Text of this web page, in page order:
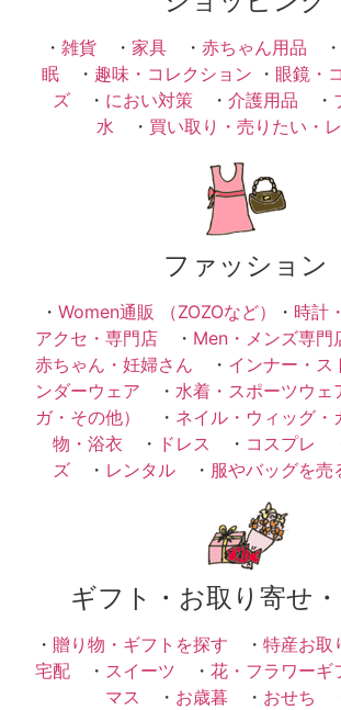
・ 雑貨 ・ 家具 ・ 赤ちゃん用品 ・
眠・ 趣味・コレクション ・ 眼鏡・
ズ ・ におい対策 ・ 介護用品 ・
水 ・ 買い取り・売りたい・
ファッション
・ Women通販 （ZOZOなど） ・ 時計
アクセ・専門店 ・ Men・メンズ専門
赤ちゃん・妊婦さん ・ インナー・ス
ンダーウェア ・ 水着・スポーツウェ
ガ・その他）
・ ネイル・ウィッグ・
物・浴衣 ・ ドレス ・ コスプレ
ズ ・ レンタル ・ 服やバッグを売
ギフト・お取り寄せ
・ 贈り物・ギフトを探す ・ 特産お取
宅配 ・ スイーツ ・ 花・フラワーギ
マス ・ お歳暮 ・ おせち